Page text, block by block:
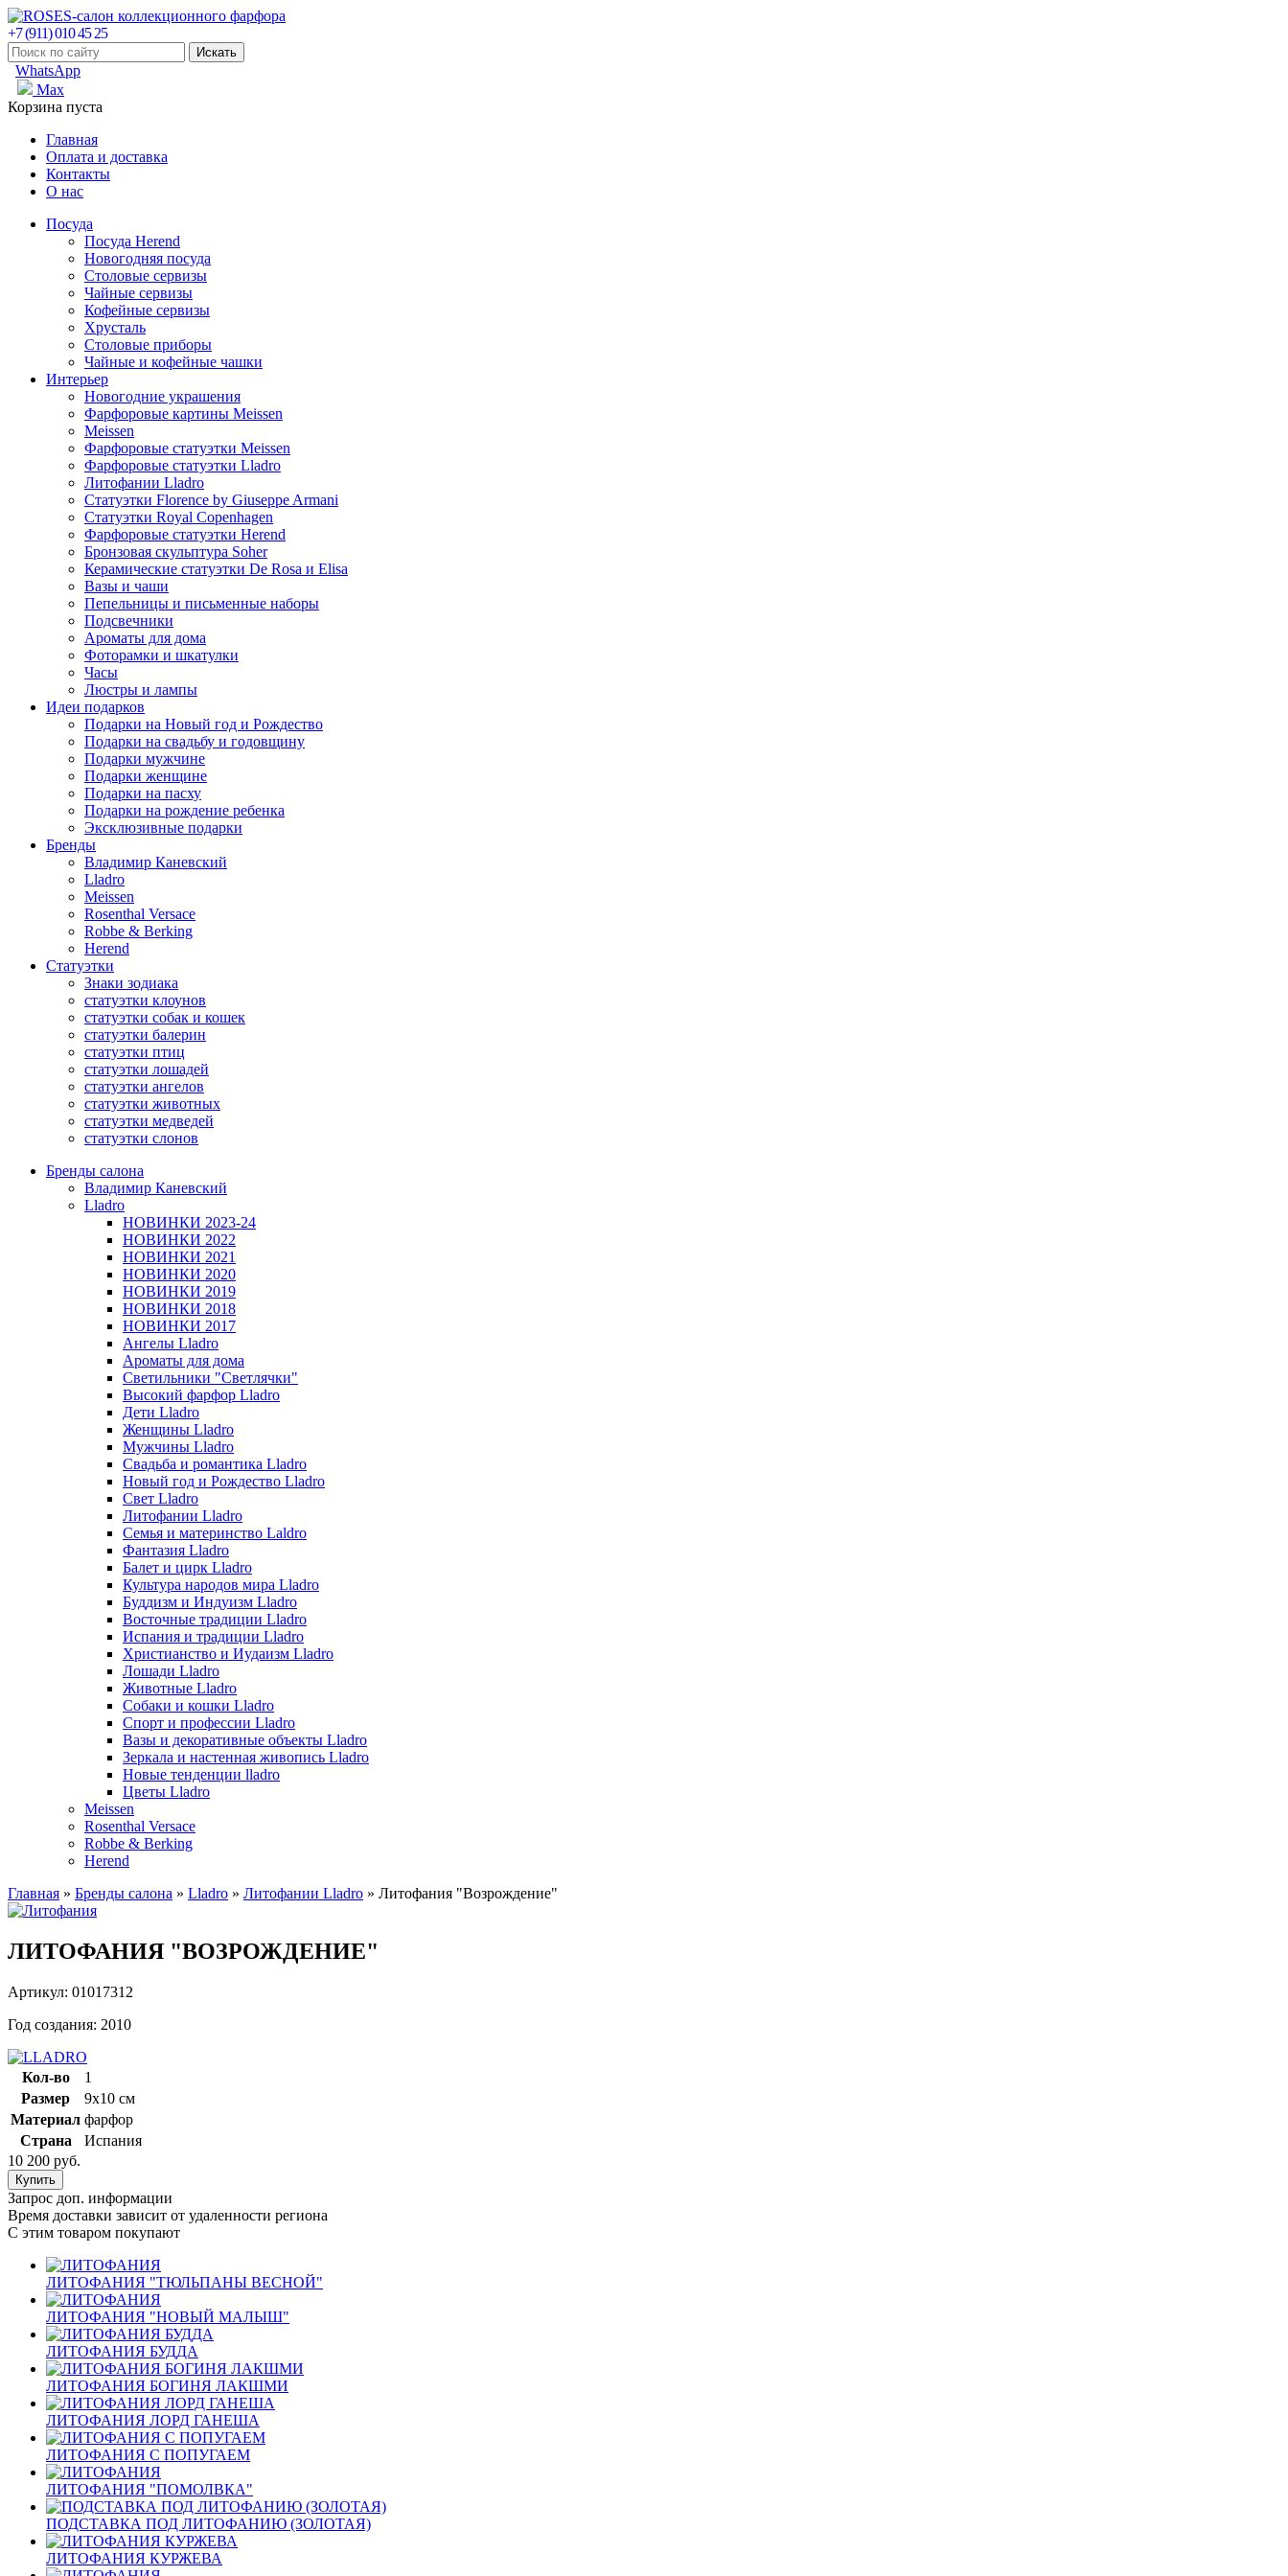
+7 (911) 010 45 25
WhatsApp
Max
Корзина пуста
Главная
Оплата и доставка
Контакты
О нас
Посуда
Посуда Herend
Новогодняя посуда
Столовые сервизы
Чайные сервизы
Кофейные сервизы
Хрусталь
Столовые приборы
Чайные и кофейные чашки
Интерьер
Новогодние украшения
Фарфоровые картины Meissen
Meissen
Фарфоровые статуэтки Meissen
Фарфоровые статуэтки Lladro
Литофании Lladro
Статуэтки Florence by Giuseppe Armani
Статуэтки Royal Copenhagen
Фарфоровые статуэтки Herend
Бронзовая скульптура Soher
Керамические статуэтки De Rosa и Elisa
Вазы и чаши
Пепельницы и письменные наборы
Подсвечники
Ароматы для дома
Фоторамки и шкатулки
Часы
Люстры и лампы
Идеи подарков
Подарки на Новый год и Рождество
Подарки на свадьбу и годовщину
Подарки мужчине
Подарки женщине
Подарки на пасху
Подарки на рождение ребенка
Эксклюзивные подарки
Бренды
Владимир Каневский
Lladro
Meissen
Rosenthal Versace
Robbe & Berking
Herend
Статуэтки
Знаки зодиака
статуэтки клоунов
статуэтки собак и кошек
статуэтки балерин
статуэтки птиц
статуэтки лошадей
статуэтки ангелов
статуэтки животных
статуэтки медведей
статуэтки слонов
Бренды салона
Владимир Каневский
Lladro
НОВИНКИ 2023-24
НОВИНКИ 2022
НОВИНКИ 2021
НОВИНКИ 2020
НОВИНКИ 2019
НОВИНКИ 2018
НОВИНКИ 2017
Ангелы Lladro
Ароматы для дома
Светильники "Светлячки"
Высокий фарфор Lladro
Дети Lladro
Женщины Lladro
Мужчины Lladro
Свадьба и романтика Lladro
Новый год и Рождество Lladro
Свет Lladro
Литофании Lladro
Семья и материнство Laldro
Фантазия Lladro
Балет и цирк Lladro
Культура народов мира Lladro
Буддизм и Индуизм Lladro
Восточные традиции Lladro
Испания и традиции Lladro
Христианство и Иудаизм Lladro
Лошади Lladro
Животные Lladro
Собаки и кошки Lladro
Спорт и профессии Lladro
Вазы и декоративные объекты Lladro
Зеркала и настенная живопись Lladro
Новые тенденции lladro
Цветы Lladro
Meissen
Rosenthal Versace
Robbe & Berking
Herend
Главная » Бренды салона » Lladro » Литофании Lladro » Литофания "Возрождение"
ЛИТОФАНИЯ "ВОЗРОЖДЕНИЕ"
Артикул: 01017312
Год создания: 2010
Кол-во
1
Размер
9х10 см
Материал фарфор
Страна
Испания
10 200 руб.
Запрос доп. информации
Время доставки зависит от удаленности региона
С этим товаром покупают
ЛИТОФАНИЯ "ТЮЛЬПАНЫ ВЕСНОЙ"
ЛИТОФАНИЯ "НОВЫЙ МАЛЫШ"
ЛИТОФАНИЯ БУДДА
ЛИТОФАНИЯ БОГИНЯ ЛАКШМИ
ЛИТОФАНИЯ ЛОРД ГАНЕША
ЛИТОФАНИЯ С ПОПУГАЕМ
ЛИТОФАНИЯ "ПОМОЛВКА"
ПОДСТАВКА ПОД ЛИТОФАНИЮ (ЗОЛОТАЯ)
ЛИТОФАНИЯ КУРЖЕВА